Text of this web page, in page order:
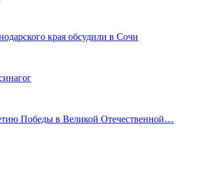
края обсудили в Сочи
Победы в Великой Отечественной…